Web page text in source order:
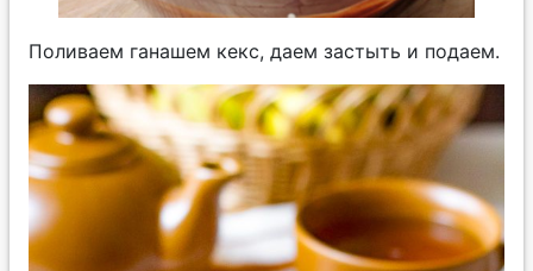
Поливаем ганашем кекс, даем застыть и подаем.